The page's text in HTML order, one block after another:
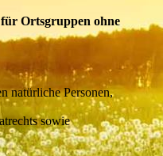
Ortsgruppen ohne
natürliche Personen,
sowie